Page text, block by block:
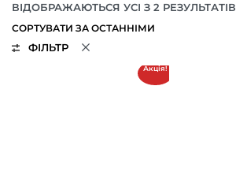
ВІДОБРАЖАЮТЬСЯ УСІ З 2 РЕЗУЛЬТАТІВ
ФІЛЬТР
Акція!